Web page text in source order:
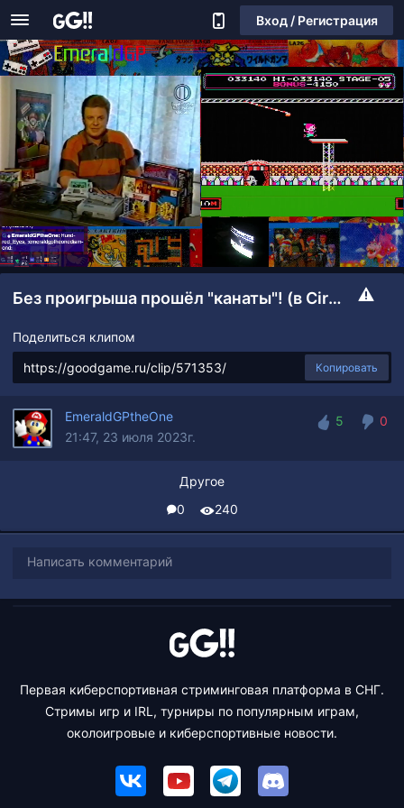
Вход / Регистрация
Без проигрыша прошёл "канаты"! (в Circus Carlie)
Поделиться клипом
Копировать
EmeraldGPtheOne
21:47, 23 июля 2023г.
5
0
Другое
0
240
Написать комментарий
Первая киберспортивная стриминговая платформа в СНГ.
Стримы игр и IRL, турниры по популярным играм,
околоигровые и киберспортивные новости.